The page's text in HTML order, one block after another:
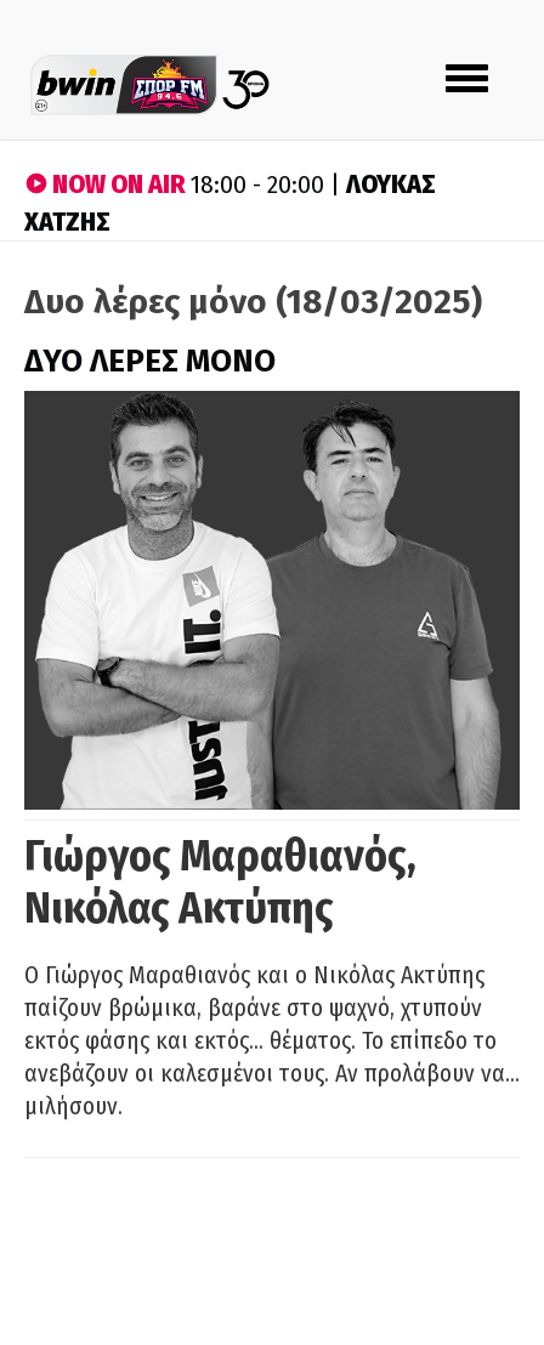
Toggle
navigation
NOW ON AIR18:00 - 20:00 |ΛΟΥΚΑΣ
ΧΑΤΖΗΣ
Δυο λέρες μόνο (18/03/2025)
ΔΥΟ ΛΕΡΕΣ ΜΟΝΟ
Γιώργος Μαραθιανός,
Νικόλας Ακτύπης
Ο Γιώργος Μαραθιανός και ο Νικόλας Ακτύπης
παίζουν βρώμικα, βαράνε στο ψαχνό, χτυπούν
εκτός φάσης και εκτός… θέματος. Το επίπεδο το
ανεβάζουν οι καλεσμένοι τους. Αν προλάβουν να…
μιλήσουν.